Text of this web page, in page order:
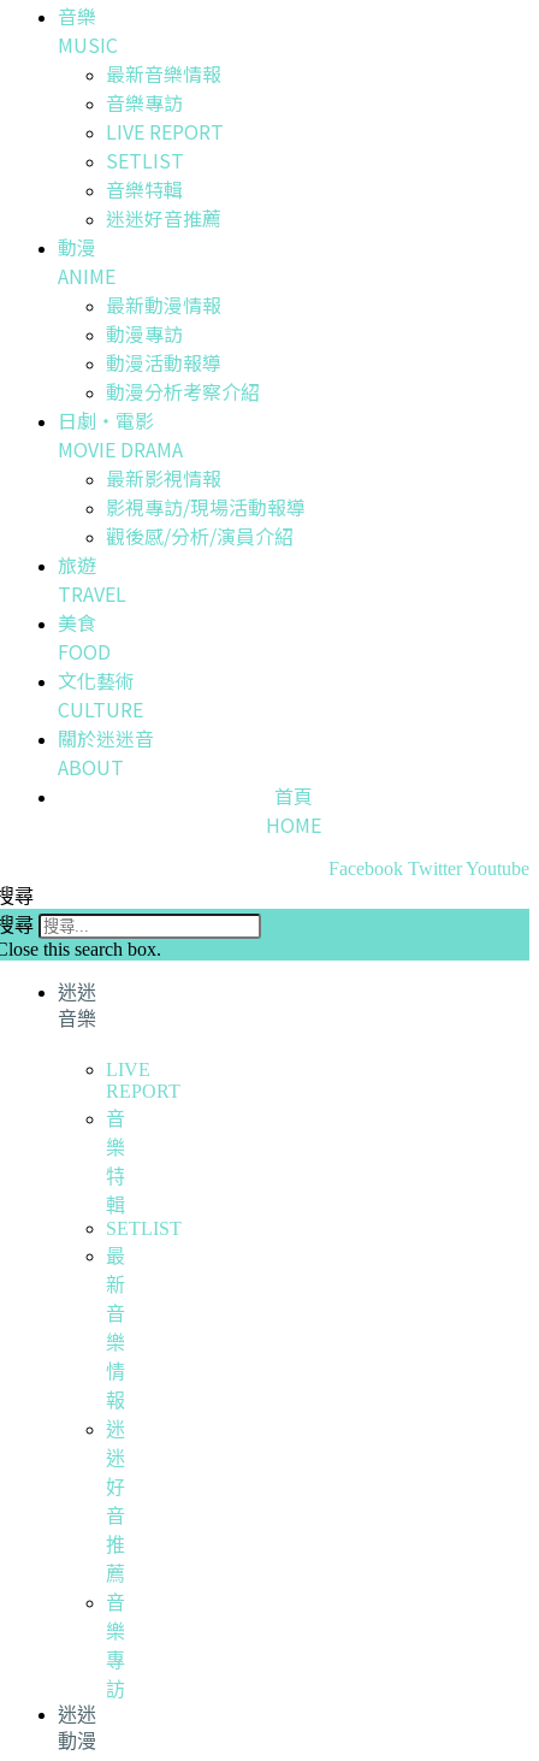
音樂
MUSIC
最新音樂情報
音樂專訪
LIVE REPORT
SETLIST
音樂特輯
迷迷好音推薦
動漫
ANIME
最新動漫情報
動漫專訪
動漫活動報導
動漫分析考察介紹
日劇・電影
MOVIE DRAMA
最新影視情報
影視專訪/現場活動報導
觀後感/分析/演員介紹
旅遊
TRAVEL
美食
FOOD
文化藝術
CULTURE
關於迷迷音
ABOUT
首頁
HOME
Facebook TwitterYoutube
尋
尋
this search box.
迷迷
音樂
LIVE
REPORT
音
樂
特
輯
SETLIST
最
新
音
樂
情
報
迷
迷
好
音
推
薦
音
樂
專
訪
迷迷
動漫